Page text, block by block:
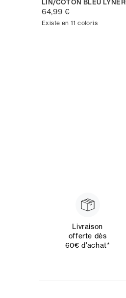
LIN/COTON BLEU
64,99 €
Existe en 11 coloris
Livraison
offerte dès
60€ d’achat*